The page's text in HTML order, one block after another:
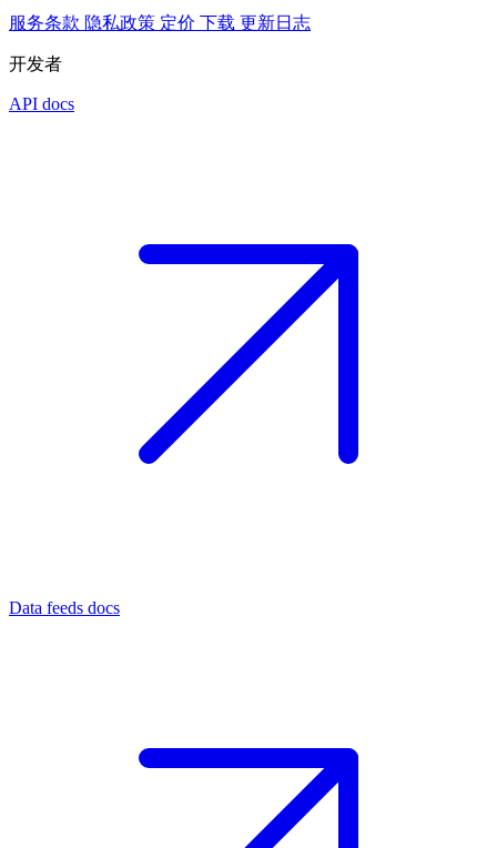
服务条款 隐私政策 定价 下载 更新日志
开发者
API docs
Data feeds docs